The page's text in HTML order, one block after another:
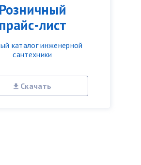
Розничный
прайс-лист
каталог инженерной
сантехники
Скачать